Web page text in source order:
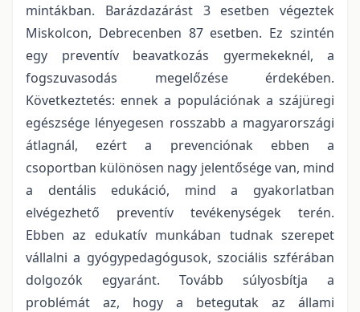
mintákban. Barázdazárást 3 esetben végeztek
Miskolcon, Debrecenben 87 esetben. Ez szintén
egy preventív beavatkozás gyermekeknél, a
fogszuvasodás megelőzése érdekében.
Következtetés: ennek a populációnak a szájüregi
egészsége lényegesen rosszabb a magyarországi
átlagnál, ezért a prevenciónak ebben a
csoportban különösen nagy jelentősége van, mind
a dentális edukáció, mind a gyakorlatban
elvégezhető preventív tevékenységek terén.
Ebben az edukatív munkában tudnak szerepet
vállalni a gyógypedagógusok, szociális szférában
dolgozók egyaránt. Tovább súlyosbítja a
problémát az, hogy a betegutak az állami